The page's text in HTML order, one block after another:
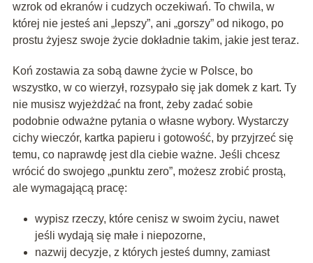
wzrok od ekranów i cudzych oczekiwań. To chwila, w
której nie jesteś ani „lepszy”, ani „gorszy” od nikogo, po
prostu żyjesz swoje życie dokładnie takim, jakie jest teraz.
Koń zostawia za sobą dawne życie w Polsce, bo
wszystko, w co wierzył, rozsypało się jak domek z kart. Ty
nie musisz wyjeżdżać na front, żeby zadać sobie
podobnie odważne pytania o własne wybory. Wystarczy
cichy wieczór, kartka papieru i gotowość, by przyjrzeć się
temu, co naprawdę jest dla ciebie ważne. Jeśli chcesz
wrócić do swojego „punktu zero”, możesz zrobić prostą,
ale wymagającą pracę:
wypisz rzeczy, które cenisz w swoim życiu, nawet
jeśli wydają się małe i niepozorne,
nazwij decyzje, z których jesteś dumny, zamiast